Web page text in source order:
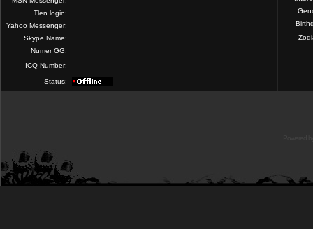
Tlen login:
Yahoo Messenger:
Skype Name:
Numer GG:
ICQ Number:
Status: